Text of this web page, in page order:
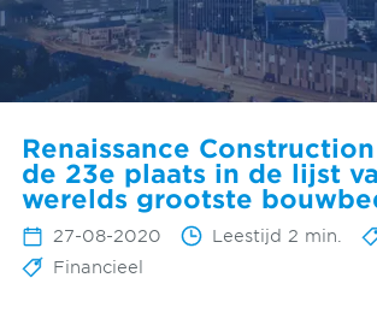
Renaissance
de 23e plaats in de lijst
werelds grootste
27-08-2020 Leestijd 2 min.
Financieel